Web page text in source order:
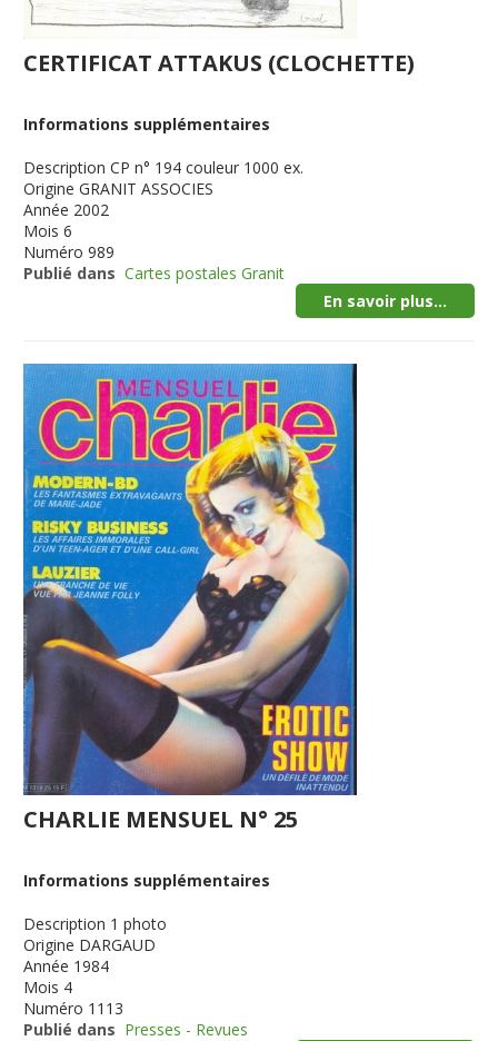
CERTIFICAT ATTAKUS (CLOCHETTE)
Informations supplémentaires
Description CP n° 194 couleur 1000 ex.
Origine GRANIT ASSOCIES
Année 2002
Mois 6
Numéro 989
Publié dans Cartes postales Granit
En savoir plus...
CHARLIE MENSUEL N° 25
Informations supplémentaires
Description 1 photo
Origine DARGAUD
Année 1984
Mois 4
Numéro 1113
Publié dans Presses - Revues